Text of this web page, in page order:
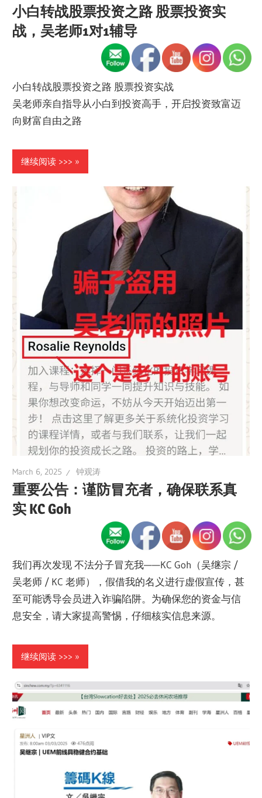
小白转战股票投资之路 股票投资实
战，吴老师1对1辅导
小白转战股票投资之路 股票投资实战
吴老师亲自指导从小白到投资高手，开启投资致富迈
向财富自由之路
继续阅读 >>>
March 6, 2025 钟观涛
重要公告：谨防冒充者，确保联系真
实 KC Goh
我们再次发现 不法分子冒充我——KC Goh（吴继宗 /
吴老师 / KC 老师），假借我的名义进行虚假宣传，甚
至可能诱导会员进入诈骗陷阱。为确保您的资金与信
息安全，请大家提高警惕，仔细核实信息来源。
继续阅读 >>>